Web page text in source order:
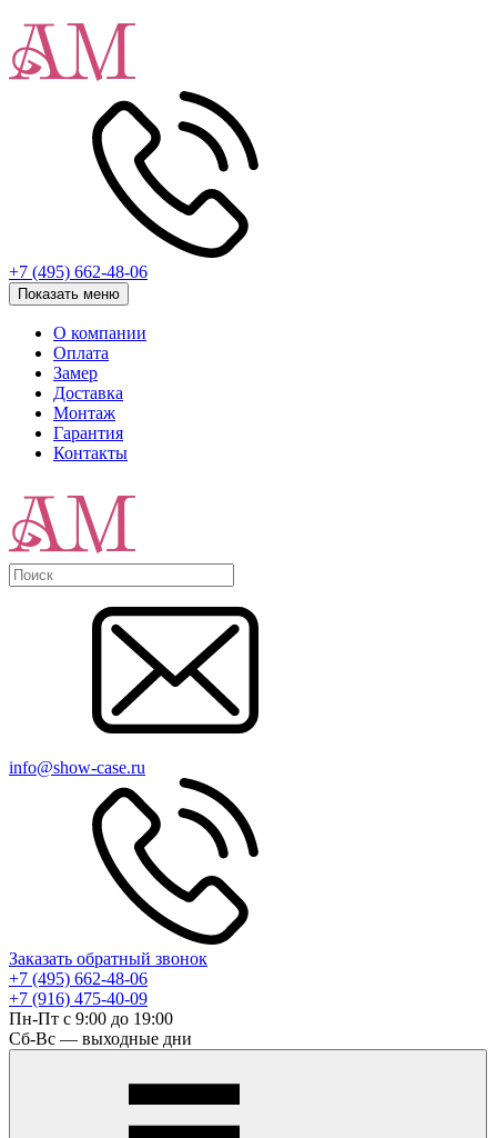
+7 (495) 662-48-06
Показать меню
О компании
Оплата
Замер
Доставка
Монтаж
Гарантия
Контакты
info@show-case.ru
Заказать обратный звонок
+7 (495) 662-48-06
+7 (916) 475-40-09
Пн-Пт с 9:00 до 19:00
Сб-Вс — выходные дни